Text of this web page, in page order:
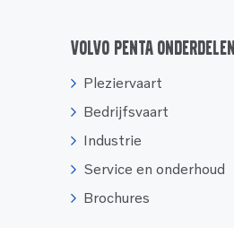
Volvo Penta onderdelen
Pleziervaart
Bedrijfsvaart
Industrie
Service en onderhoud
Brochures